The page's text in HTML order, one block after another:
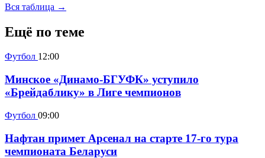
Вся таблица →
Ещё по теме
Футбол 12:00
Минское «Динамо-БГУФК» уступило
«Брейдаблику» в Лиге чемпионов
Футбол 09:00
Нафтан примет Арсенал на старте 17-го тура
чемпионата Беларуси